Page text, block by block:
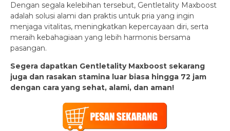
Dengan segala kelebihan tersebut, Gentletality Maxboost
adalah solusi alami dan praktis untuk pria yang ingin
menjaga vitalitas, meningkatkan kepercayaan diri, serta
meraih kebahagiaan yang lebih harmonis bersama
pasangan.
Segera dapatkan Gentletality Maxboost sekarang
juga dan rasakan stamina luar biasa hingga 72 jam
dengan cara yang sehat, alami, dan aman!